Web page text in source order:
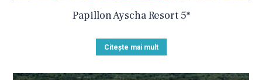
Papillon Ayscha Resort 5*
Citește mai mult